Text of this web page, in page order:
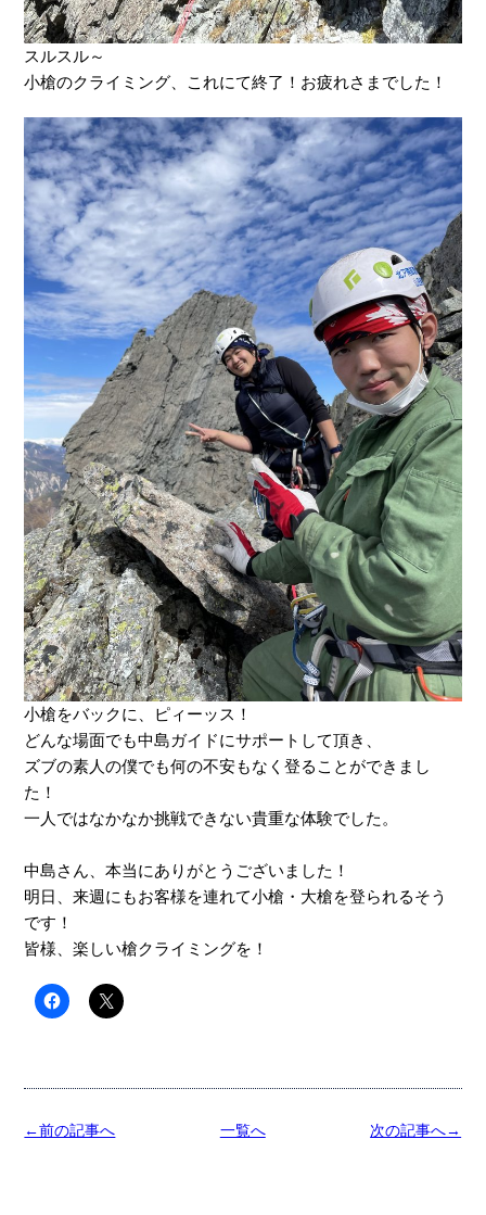
スルスル～
小槍のクライミング、これにて終了！お疲れさまでした！
小槍をバックに、ピィーッス！
どんな場面でも中島ガイドにサポートして頂き、
ズブの素人の僕でも何の不安もなく登ることができまし
た！
一人ではなかなか挑戦できない貴重な体験でした。
中島さん、本当にありがとうございました！
明日、来週にもお客様を連れて小槍・大槍を登られるそう
です！
皆様、楽しい槍クライミングを！
←前の記事へ 一覧へ 次の記事へ→